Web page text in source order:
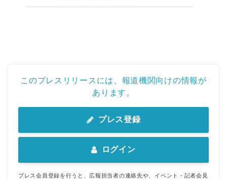
このプレスリリースには、報道機関向けの情報が
あります。
プレス登録
ログイン
プレス会員登録を行うと、広報担当者の連絡先や、イベント・記者会見